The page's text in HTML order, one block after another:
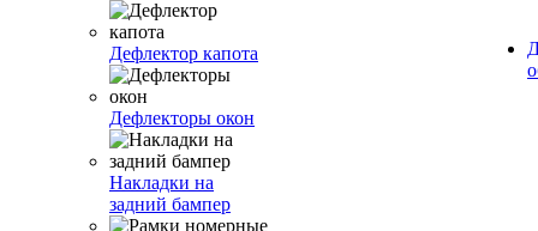
Дефлектор капота
Дефлекторы окон
Накладки на
задний бампер